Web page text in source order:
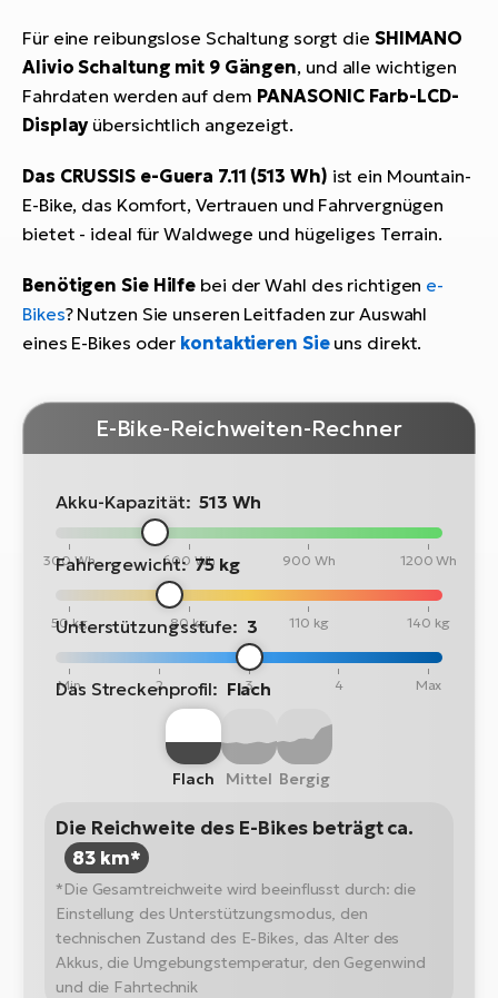
Für eine reibungslose Schaltung sorgt die SHIMANO
Alivio Schaltung mit 9 Gängen, und alle wichtigen
Fahrdaten werden auf dem PANASONIC Farb-LCD-
Displayübersichtlich angezeigt.
Das CRUSSIS e-Guera 7.11 (513 Wh) ist ein Mountain-
E-Bike, das Komfort, Vertrauen und Fahrvergnügen
bietet - ideal für Waldwege und hügeliges Terrain.
Benötigen Sie Hilfe bei der Wahl des richtigen e-
Bikes? Nutzen Sie unseren Leitfaden zur Auswahl
eines E-Bikes oder kontaktieren Sie uns direkt.
E-Bike-Reichweiten-Rechner
Akku-Kapazität: 513 Wh
300 Wh 600 Wh 900 Wh 1200 Wh
Fahrergewicht: 75 kg
50 kg 80 kg 110 kg 140 kg
Unterstützungsstufe: 3
Min 2 3 4 Max
Das Streckenprofil: Flach
Flach Mittel Bergig
Die Reichweite des E-Bikes beträgt ca.
83 km*
*Die Gesamtreichweite wird beeinflusst durch: die
Einstellung des Unterstützungsmodus, den
technischen Zustand des E-Bikes, das Alter des
Akkus, die Umgebungstemperatur, den Gegenwind
und die Fahrtechnik